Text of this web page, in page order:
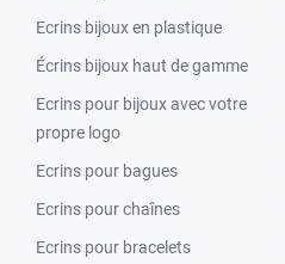
Ecrins bijoux en plastique
Écrins bijoux haut de gamme
Ecrins pour bijoux avec votre
propre logo
Ecrins pour bagues
Ecrins pour chaînes
Ecrins pour bracelets